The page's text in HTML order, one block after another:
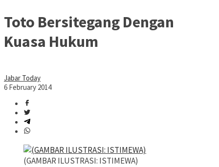
Toto Bersitegang Dengan
Kuasa Hukum
Jabar Today
6 February 2014
(GAMBAR ILUSTRASI: ISTIMEWA)